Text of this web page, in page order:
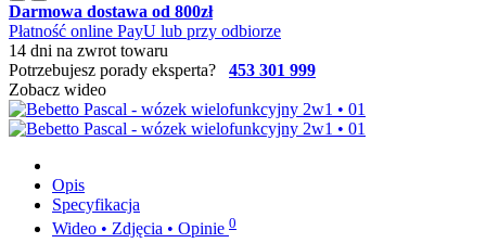
Darmowa dostawa od 800zł
Płatność online PayU lub przy odbiorze
14 dni na zwrot towaru
Potrzebujesz porady eksperta? 453 301 999
Zobacz wideo
Opis
Specyfikacja
Wideo • Zdjęcia • Opinie 0